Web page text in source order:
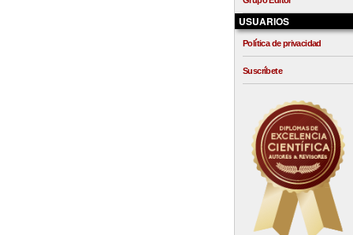
USUARIOS
Política de privacidad
Suscríbete